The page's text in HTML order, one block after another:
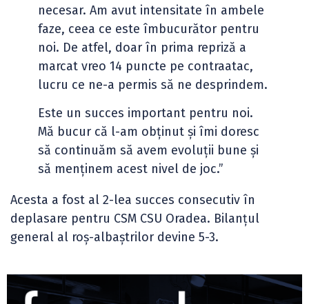
necesar. Am avut intensitate în ambele
faze, ceea ce este îmbucurător pentru
noi. De atfel, doar în prima repriză a
marcat vreo 14 puncte pe contraatac,
lucru ce ne-a permis să ne desprindem.
Este un succes important pentru noi.
Mă bucur că l-am obținut și îmi doresc
să continuăm să avem evoluții bune și
să menținem acest nivel de joc.”
Acesta a fost al 2-lea succes consecutiv în
deplasare pentru CSM CSU Oradea. Bilanțul
general al roș-albaștrilor devine 5-3.